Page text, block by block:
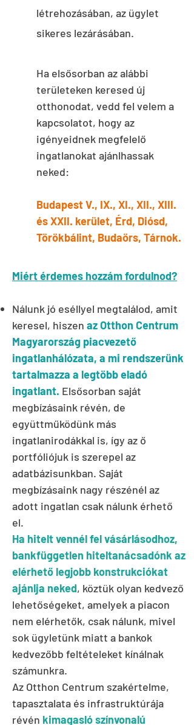
létrehozásában, az ügylet
sikeres lezárásában.
Ha elsősorban az alábbi
területeken keresed új
otthonodat, vedd fel velem a
kapcsolatot, hogy az
igényeidnek megfelelő
ingatlanokat ajánlhassak
neked:
Budapest V., IX., XI., XII., XIII.
és XXII. kerület, Érd, Diósd,
Törökbálint, Budaörs, Tárnok.
Miért érdemes hozzám fordulnod?
Nálunk jó eséllyel megtalálod, amit
keresel, hiszen az Otthon Centrum
Magyarország piacvezető
ingatlanhálózata, a mi rendszerünk
tartalmazza a legtöbb eladó
ingatlant. Elsősorban saját
megbízásaink révén, de
együttműködünk más
ingatlanirodákkal is, így az ő
portfóliójuk is szerepel az
adatbázisunkban. Saját
megbízásaink nagy részénél az
adott ingatlan csak nálunk érhető
el.
Ha hitelt vennél fel vásárlásodhoz,
bankfüggetlen hiteltanácsadónk az
elérhető legjobb konstrukciókat
ajánlja neked, köztük olyan kedvező
lehetőségeket, amelyek a piacon
nem elérhetők, csak nálunk, mivel
sok ügyletünk miatt a bankok
kedvezőbb feltételeket kínálnak
számunkra.
Az Otthon Centrum szakértelme,
tapasztalata és infrastruktúrája
révén kimagasló színvonalú